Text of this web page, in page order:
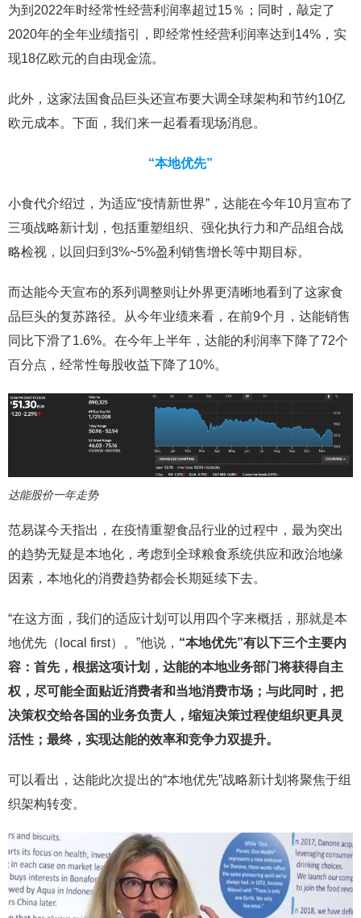
为到2022年时经常性经营利润率超过15％；同时，敲定了
2020年的全年业绩指引，即经常性经营利润率达到14%，实
现18亿欧元的自由现金流。
此外，这家法国食品巨头还宣布要大调全球架构和节约10亿
欧元成本。下面，我们来一起看看现场消息。
“本地优先”
小食代介绍过，为适应“疫情新世界”，达能在今年10月宣布了
三项战略新计划，包括重塑组织、强化执行力和产品组合战
略检视，以回归到3%~5%盈利销售增长等中期目标。
而达能今天宣布的系列调整则让外界更清晰地看到了这家食
品巨头的复苏路径。从今年业绩来看，在前9个月，达能销售
同比下滑了1.6%。在今年上半年，达能的利润率下降了72个
百分点，经常性每股收益下降了10%。
达能股价一年走势
范易谋今天指出，在疫情重塑食品行业的过程中，最为突出
的趋势无疑是本地化，考虑到全球粮食系统供应和政治地缘
因素，本地化的消费趋势都会长期延续下去。
“在这方面，我们的适应计划可以用四个字来概括，那就是本
地优先（local first）。”他说， “本地优先”有以下三个主要内
容：首先，根据这项计划，达能的本地业务部门将获得自主
权，尽可能全面贴近消费者和当地消费市场；与此同时，把
决策权交给各国的业务负责人，缩短决策过程使组织更具灵
活性；最终，实现达能的效率和竞争力双提升。
可以看出，达能此次提出的“本地优先”战略新计划将聚焦于组
织架构转变。